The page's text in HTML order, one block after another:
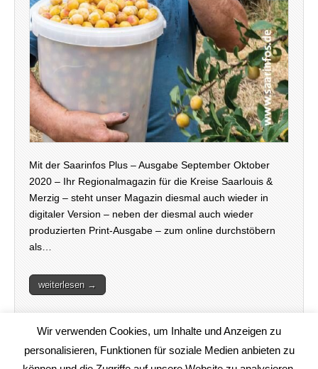
Mit der Saarinfos Plus – Ausgabe September Oktober
2020 – Ihr Regionalmagazin für die Kreise Saarlouis &
Merzig – steht unser Magazin diesmal auch wieder in
digitaler Version – neben der diesmal auch wieder
produzierten Print-Ausgabe – zum online durchstöbern
als…
weiterlesen →
Wir verwenden Cookies, um Inhalte und Anzeigen zu
personalisieren, Funktionen für soziale Medien anbieten zu